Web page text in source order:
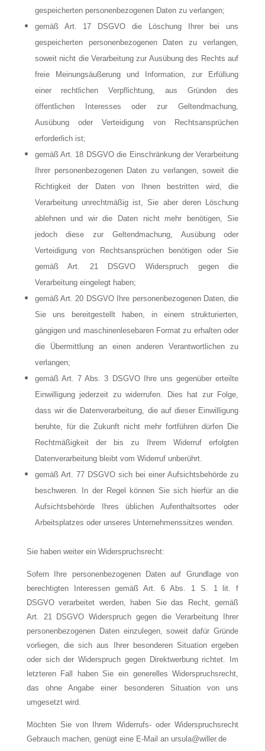
gespeicherten personenbezogenen Daten zu verlangen;
gemäß Art. 17 DSGVO die Löschung Ihrer bei uns
gespeicherten personenbezogenen Daten zu verlangen,
soweit nicht die Verarbeitung zur Ausübung des Rechts auf
freie Meinungsäußerung und Information, zur Erfüllung
einer rechtlichen Verpflichtung, aus Gründen des
öffentlichen Interesses oder zur Geltendmachung,
Ausübung oder Verteidigung von Rechtsansprüchen
erforderlich ist;
gemäß Art. 18 DSGVO die Einschränkung der Verarbeitung
Ihrer personenbezogenen Daten zu verlangen, soweit die
Richtigkeit der Daten von Ihnen bestritten wird, die
Verarbeitung unrechtmäßig ist, Sie aber deren Löschung
ablehnen und wir die Daten nicht mehr benötigen, Sie
jedoch diese zur Geltendmachung, Ausübung oder
Verteidigung von Rechtsansprüchen benötigen oder Sie
gemäß Art. 21 DSGVO Widerspruch gegen die
Verarbeitung eingelegt haben;
gemäß Art. 20 DSGVO Ihre personenbezogenen Daten, die
Sie uns bereitgestellt haben, in einem strukturierten,
gängigen und maschinenlesebaren Format zu erhalten oder
die Übermittlung an einen anderen Verantwortlichen zu
verlangen;
gemäß Art. 7 Abs. 3 DSGVO Ihre uns gegenüber erteilte
Einwilligung jederzeit zu widerrufen. Dies hat zur Folge,
dass wir die Datenverarbeitung, die auf dieser Einwilligung
beruhte, für die Zukunft nicht mehr fortführen dürfen Die
Rechtmäßigkeit der bis zu Ihrem Widerruf erfolgten
Datenverarbeitung bleibt vom Widerruf unberührt.
gemäß Art. 77 DSGVO sich bei einer Aufsichtsbehörde zu
beschweren. In der Regel können Sie sich hierfür an die
Aufsichtsbehörde Ihres üblichen Aufenthaltsortes oder
Arbeitsplatzes oder unseres Unternehmenssitzes wenden.
Sie haben weiter ein Widerspruchsrecht:
Sofern Ihre personenbezogenen Daten auf Grundlage von
berechtigten Interessen gemäß Art. 6 Abs. 1 S. 1 lit. f
DSGVO verarbeitet werden, haben Sie das Recht, gemäß
Art. 21 DSGVO Widerspruch gegen die Verarbeitung Ihrer
personenbezogenen Daten einzulegen, soweit dafür Gründe
vorliegen, die sich aus Ihrer besonderen Situation ergeben
oder sich der Widerspruch gegen Direktwerbung richtet. Im
letzteren Fall haben Sie ein generelles Widerspruchsrecht,
das ohne Angabe einer besonderen Situation von uns
umgesetzt wird.
Möchten Sie von Ihrem Widerrufs- oder Widerspruchsrecht
Gebrauch machen, genügt eine E-Mail an ursula@willer.de